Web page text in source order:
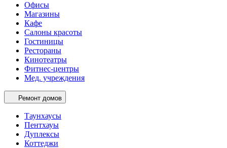
Офисы
Магазины
Кафе
Салоны красоты
Гостиницы
Рестораны
Кинотеатры
Фитнес-центры
Мед. учреждения
Ремонт домов
Таунхаусы
Пентхауы
Дуплексы
Коттеджи